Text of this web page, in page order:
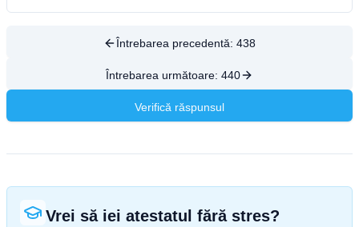
Întrebarea precedentă: 438
Întrebarea următoare: 440
Verifică răspunsul
Vrei să iei atestatul fără stres?